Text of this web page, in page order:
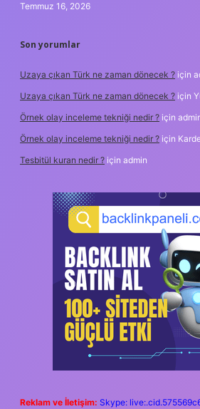
Temmuz 16, 2026
Son yorumlar
Uzaya çıkan Türk ne zaman dönecek ? için
Uzaya çıkan Türk ne zaman dönecek ? için
Örnek olay inceleme tekniği nedir ? için
Örnek olay inceleme tekniği nedir ? için
Tesbitül kuran nedir ? için admin
Reklam ve İletişim: Skype: